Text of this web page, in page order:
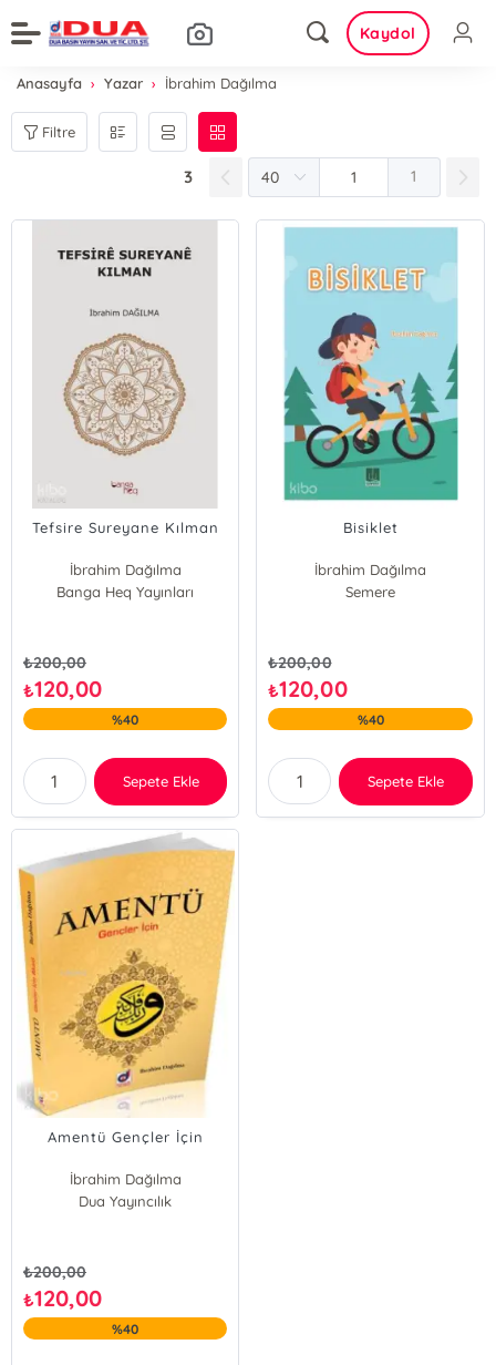
Kaydol
Anasayfa Yazar İbrahim Dağılma
Filtre
3 1
Tefsire Sureyane Kılman
İbrahim Dağılma
Banga Heq Yayınları
₺200,00
₺120,00
%40
Sepete Ekle
Bisiklet
İbrahim Dağılma
Semere
₺200,00
₺120,00
%40
Sepete Ekle
Amentü Gençler İçin
İbrahim Dağılma
Dua Yayıncılık
₺200,00
₺120,00
%40